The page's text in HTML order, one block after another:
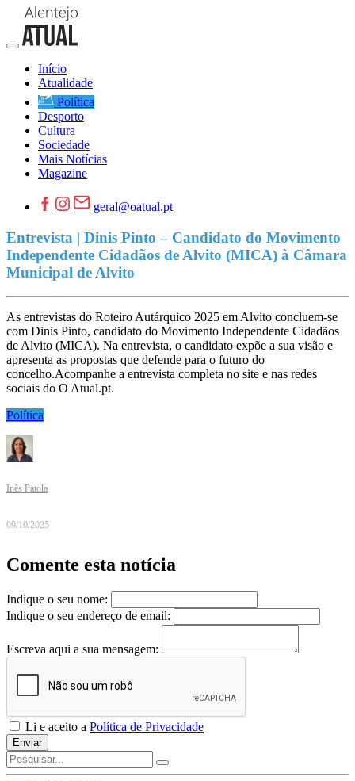
Início
Atualidade
Política
Desporto
Cultura
Sociedade
Mais Notícias
Magazine
geral@oatual.pt
Entrevista | Dinis Pinto – Candidato do Movimento
Independente Cidadãos de Alvito (MICA) à Câmara
Municipal de Alvito
As entrevistas do Roteiro Autárquico 2025 em Alvito concluem-se
com Dinis Pinto, candidato do Movimento Independente Cidadãos
de Alvito (MICA). Na entrevista, o candidato expõe a sua visão e
apresenta as propostas que defende para o futuro do
concelho.Acompanhe a entrevista completa no site e nas redes
sociais do O Atual.pt.
Política
Inês Patola
09/10/2025
Comente esta notícia
Indique o seu nome:
Indique o seu endereço de email:
Escreva aqui a sua mensagem:
Li e aceito a Política de Privacidade
Enviar